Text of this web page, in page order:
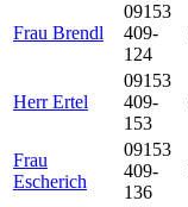
Frau Brendl
09153
409-
124
Herr Ertel
09153
409-
153
Frau
Escherich
09153
409-
136